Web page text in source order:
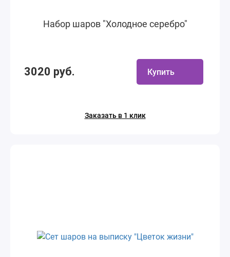
Набор шаров "Холодное серебро"
3020 руб. Купить
Заказать в 1 клик